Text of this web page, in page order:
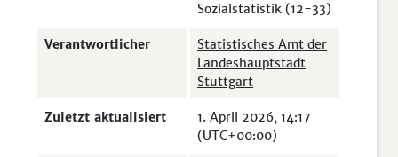
Sozialstatistik (12-33)
Verantwortlicher
Statistisches Amt der
Landeshauptstadt
Stuttgart
Zuletzt aktualisiert
1. April 2026, 14:17
(UTC+00:00)